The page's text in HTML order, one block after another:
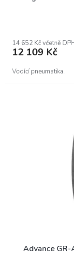
14 652 Kč včetně
12 109 Kč
Vodící pneumatika.
Advance